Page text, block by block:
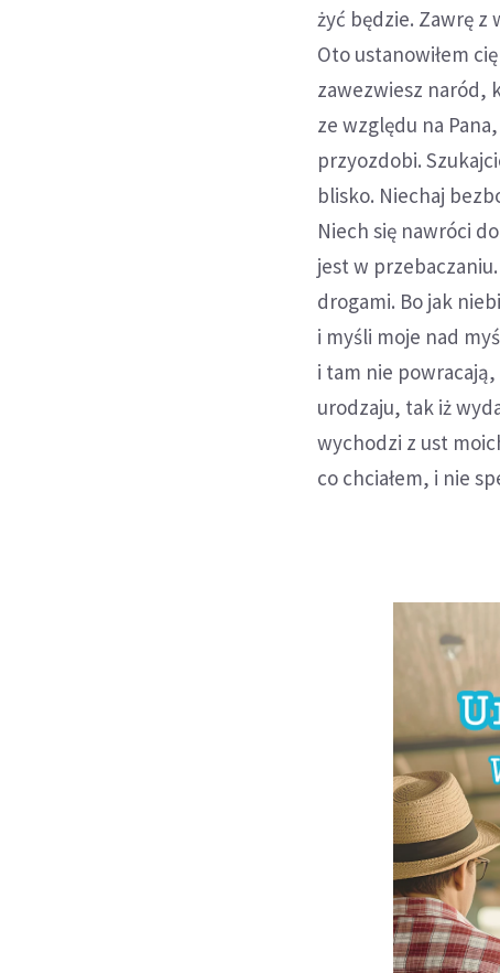
żyć będzie. Zawrę z
Oto ustanowiłem
zawezwiesz naród,
ze względu na
przyozdobi.
blisko. Niechaj
Niech się nawróci
jest w
drogami. Bo jak
i myśli moje nad
i tam nie
urodzaju, tak iż
wychodzi z ust
co chciałem, i nie